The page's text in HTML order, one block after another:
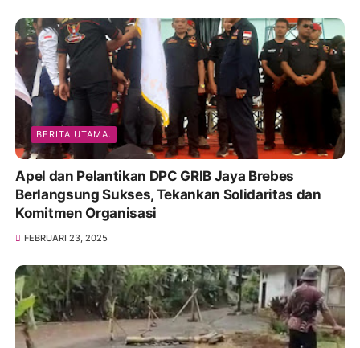
BERITA UTAMA.
Apel dan Pelantikan DPC GRIB Jaya Brebes
Berlangsung Sukses, Tekankan Solidaritas dan
Komitmen Organisasi
FEBRUARI 23, 2025